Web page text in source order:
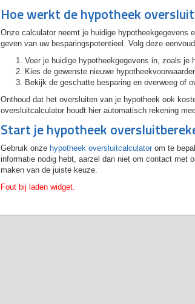
Hoe werkt de hypotheek
Onze calculator neemt je huidige hypotheekgegevens
geven van uw besparingspotentieel. Volg deze
Voer je huidige hypotheekgegevens in, zoals je
Kies de gewenste nieuwe
Bekijk de geschatte besparing en overweeg of
Onthoud dat het oversluiten van je hypotheek ook
oversluitcalculator houdt hier automatisch rekening
Start je hypotheek
Gebruik onze hypotheek oversluitcalculatorom te
informatie nodig hebt, aarzel dan niet om contact met
maken van de juiste keuze.
Fout bij laden widget.